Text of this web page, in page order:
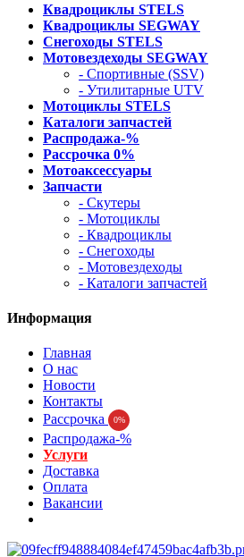
Квадроциклы STELS
Квадроциклы SEGWAY
Снегоходы STELS
Мотовездеходы SEGWAY
- Спортивные (SSV)
- Утилитарные UTV
Мотоциклы STELS
Каталоги запчастей
Распродажа-%
Рассрочка 0%
Мотоаксессуары
Запчасти
- Скутеры
- Мотоциклы
- Квадроциклы
- Снегоходы
- Мотовездеходы
- Каталоги запчастей
Информация
Главная
О нас
Новости
Контакты
Рассрочка
0%
Распродажа-%
Услуги
Доставка
Оплата
Вакансии